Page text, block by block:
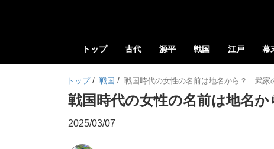
トップ 古代 源平 戦国 江戸 幕
トップ / 戦国 / 戦国時代の女性の名前は地名から？ 武家
戦国時代の女性の名前は地名
2025/03/07